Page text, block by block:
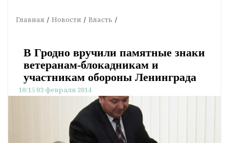
Главная Новости Власть
В Гродно вручили памятные знаки
ветеранам-блокадникам и
участникам обороны Ленинграда
10:15 03 февраля 2014